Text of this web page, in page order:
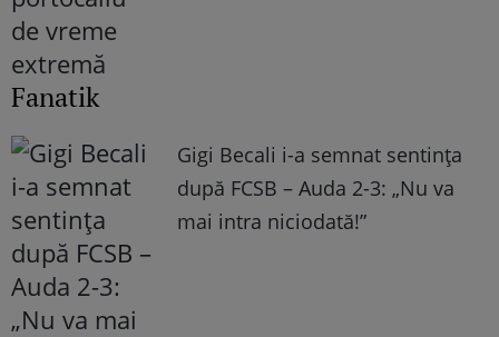
Fanatik
Gigi Becali i-a semnat sentința
după FCSB – Auda 2-3: „Nu va
mai intra niciodată!”